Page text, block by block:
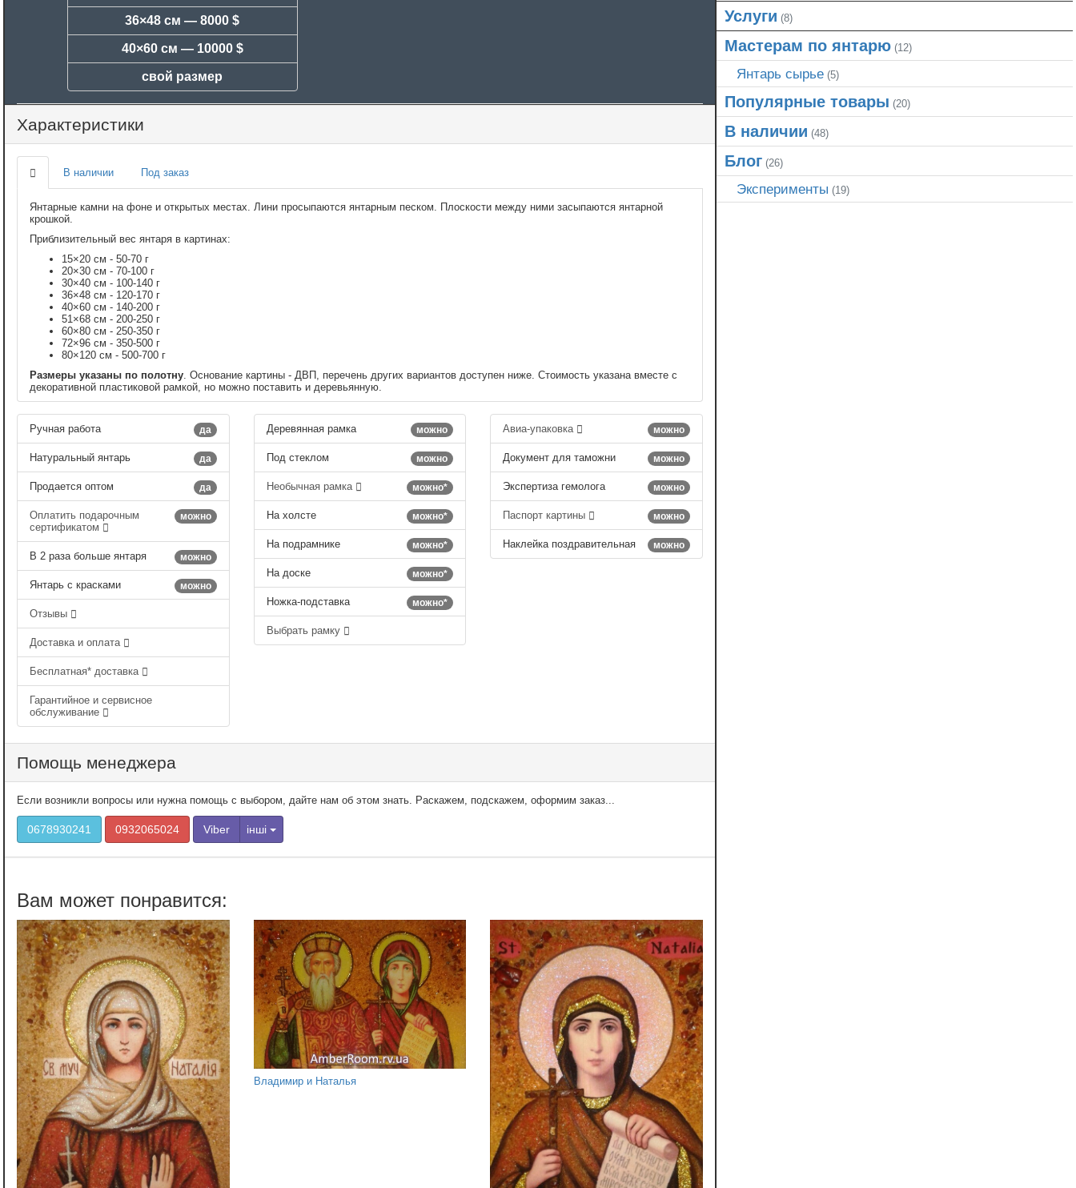
36×48 см —8000 $
40×60 см — 10000 $
свой размер
Характеристики
В наличии Под заказ
Янтарные камни на фоне и открытых местах. Лини просыпаются янтарным песком. Плоскости между ними засыпаются янтарной
крошкой.
Приблизительный вес янтаря в картинах:
15×20 см - 50-70 г
20×30 см - 70-100 г
30×40 см - 100-140 г
36×48 см - 120-170 г
40×60 см - 140-200 г
51×68 см - 200-250 г
60×80 см - 250-350 г
72×96 см - 350-500 г
80×120 см - 500-700 г
Размеры указаны по полотну . Основание картины - ДВП, перечень других вариантов доступен ниже. Стоимость указана вместе с
декоративной пластиковой рамкой, но можно поставить и деревьянную.
да
Ручная работа
да
Натуральный янтарь
да
Продается оптом
можно
Оплатить подарочным
сертификатом
можно
В 2 раза больше янтаря
можно
Янтарь с красками
Отзывы
Доставка и оплата
Бесплатная* доставка
Гарантийное и сервисное
обслуживание
можно
Деревянная рамка
можно
Под стеклом
можно*
Необычная рамка
можно*
На холсте
можно*
На подрамнике
можно*
На доске
можно*
Ножка-подставка
Выбрать рамку
можно
Авиа-упаковка
можно
Документ для таможни
можно
Экспертиза гемолога
можно
Паспорт картины
можно
Наклейка поздравительная
Помощь менеджера
Если возникли вопросы или нужна помощь с выбором, дайте нам об этом знать. Раскажем, подскажем, оформим заказ...
0678930241 0932065024 Viber інші
Владимир и Наталья
Услуги (8)
Мастерам по янтарю(12)
Янтарь сырье(5)
Популярные товары (20)
В наличии (48)
Блог(26)
Эксперименты (19)